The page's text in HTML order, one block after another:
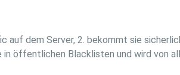
auf dem Server, 2. bekommt sie
öffentlichen Blacklisten und wird von